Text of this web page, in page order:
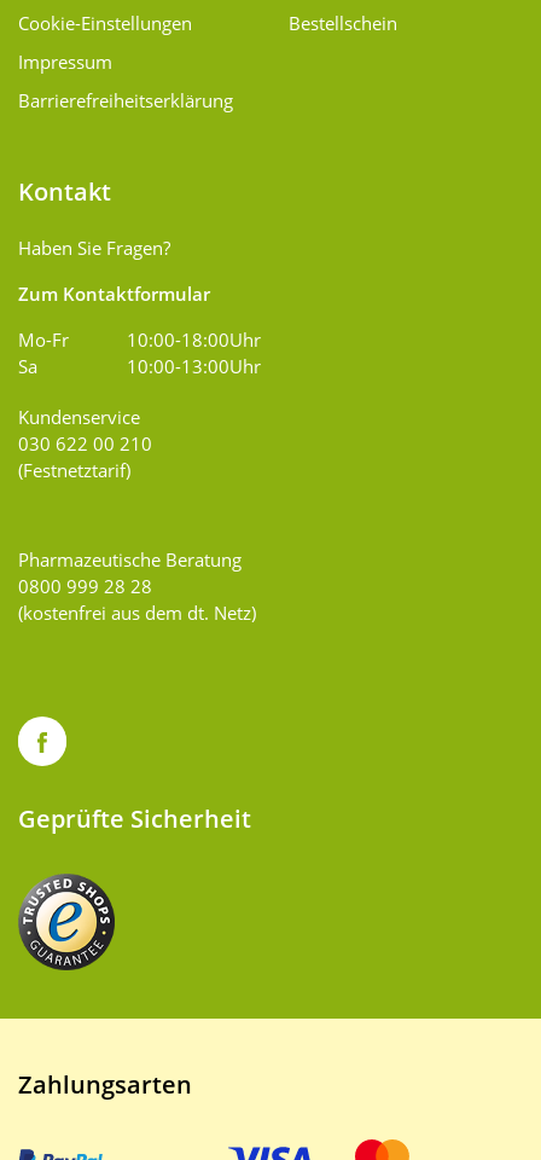
Cookie-Einstellungen
Impressum
Barrierefreiheitserklärung
Bestellschein
Kontakt
Haben Sie Fragen?
Zum Kontaktformular
Mo-Fr
10:00-18:00Uhr
Sa
10:00-13:00Uhr
Kundenservice
030 622 00 210
(Festnetztarif)
Pharmazeutische Beratung
0800 999 28 28
(kostenfrei aus dem dt. Netz)
Geprüfte Sicherheit
Zahlungsarten